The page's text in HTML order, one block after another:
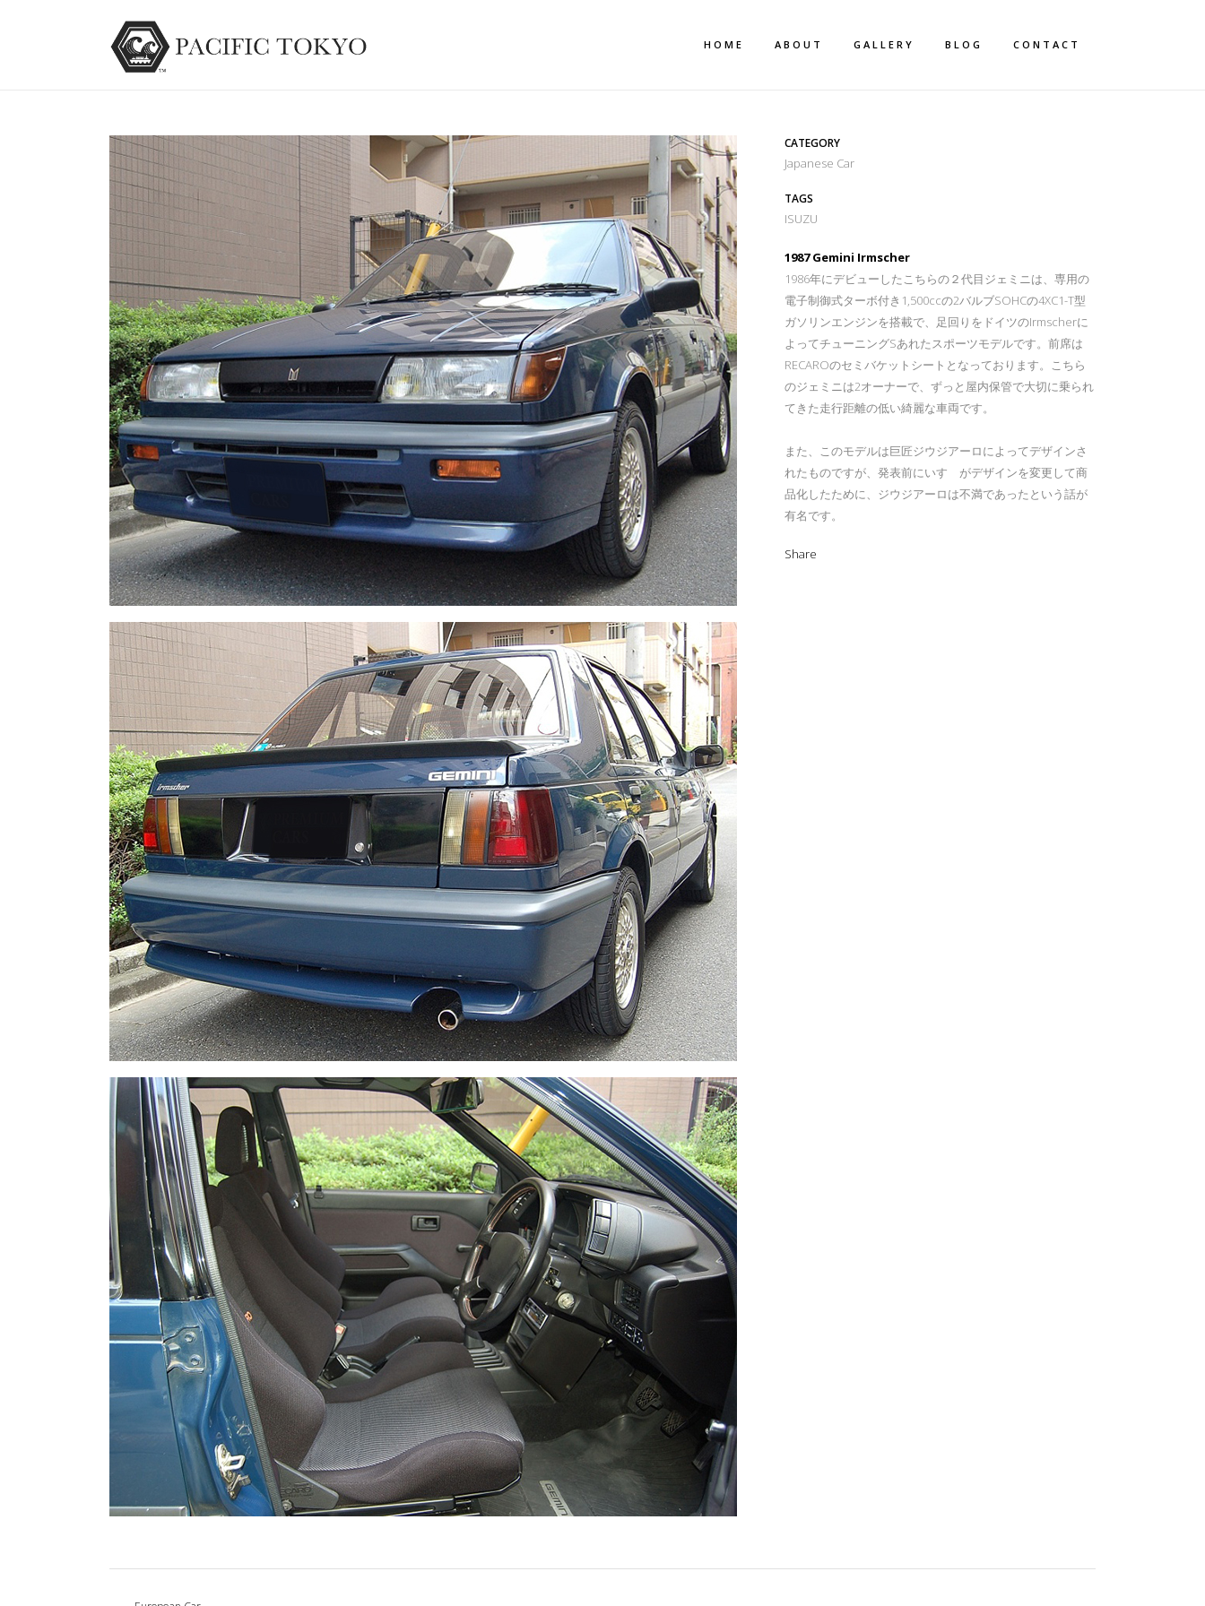
HOME ABOUT GALLERY BLOG CONTACT
CATEGORY
Japanese Car
TAGS
ISUZU
1987 Gemini Irmscher
1986年にデビューしたこちらの２代目ジェミニは、専用の
電子制御式ターボ付き1,500ccの2バルブSOHCの4XC1-T型
ガソリンエンジンを搭載で、足回りをドイツのIrmscherに
よってチューニングSあれたスポーツモデルです。前席は
RECAROのセミバケットシートとなっております。こちら
のジェミニは2オーナーで、ずっと屋内保管で大切に乗られ
てきた走行距離の低い綺麗な車両です。
また、このモデルは巨匠ジウジアーロによってデザインさ
れたものですが、発表前にいすゞがデザインを変更して商
品化したために、ジウジアーロは不満であったという話が
有名です。
Share